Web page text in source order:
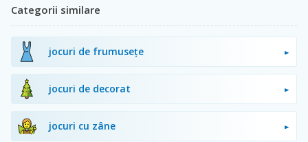
Categorii similare
jocuri de frumusețe
jocuri de decorat
jocuri cu zâne